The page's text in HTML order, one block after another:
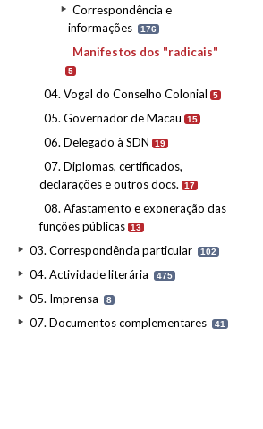
Correspondência e
informações
176
Manifestos dos "radicais"
5
04. Vogal do Conselho Colonial 5
05. Governador de Macau 15
06. Delegado à SDN 19
07. Diplomas, certificados,
declarações e outros docs.
17
08. Afastamento e exoneração das
funções públicas 13
03. Correspondência particular 102
04. Actividade literária 475
05. Imprensa 8
07. Documentos complementares 41